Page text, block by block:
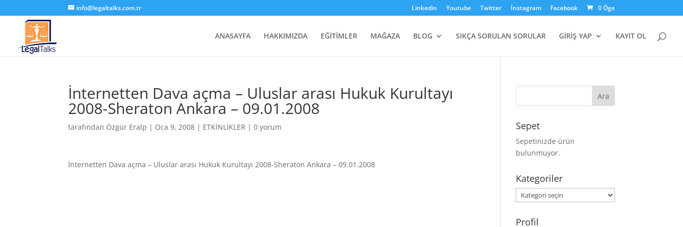
info@legaltalks.com.tr Linkedin Youtube Twitter İnstagram Facebook 0 Öge
ANASAYFA HAKKIMIZDA EĞİTİMLER MAĞAZA BLOG SIKÇA SORULAN SORULAR GİRİŞ YAP KAYIT OL
İnternetten Dava açma – Uluslar arası Hukuk Kurultayı
2008-Sheraton Ankara – 09.01.2008
tarafından Özgür Eralp | Oca 9, 2008 | ETKİNLİKLER |0 yorum
İnternetten Dava açma – Uluslar arası Hukuk Kurultayı 2008-Sheraton Ankara – 09.01.2008
Sepet
Sepetinizde ürün
bulunmuyor.
Kategoriler
Kategoriler
Profil